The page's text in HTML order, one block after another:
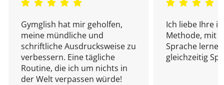
Gymglish hat mir geholfen,
meine mündliche und
schriftliche Ausdrucksweise zu
verbessern. Eine tägliche
Routine, die ich um nichts in
der Welt verpassen würde!
Ich liebe Ihre
Methode, mit
Sprache
gleichzeitig